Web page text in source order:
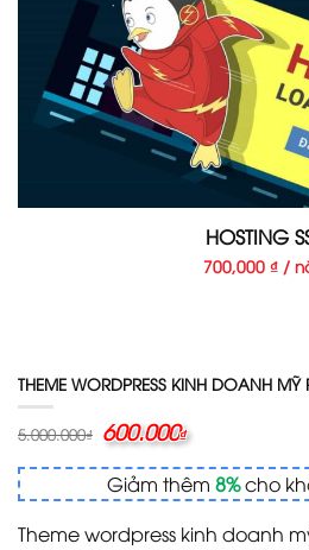
HOSTING
700,000 ₫ /
THEME WORDPRESS KINH DOANH
5.000.000₫ Giá
gốc
là:
5.000.000₫.
600.000₫Giá
hiện
tại
là:
600.000₫.
Giảm thêm 8%cho
Theme wordpress kinh doanh